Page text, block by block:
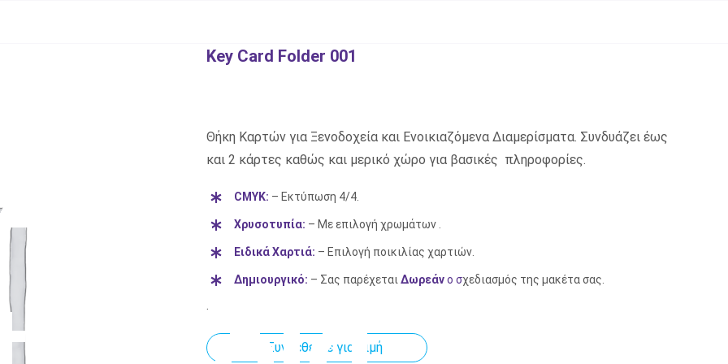
Key Card Folder 001
Θήκη Καρτών για Ξενοδοχεία και Ενοικιαζόμενα Διαμερίσματα. Συνδυάζει έως
και 2 κάρτες καθώς και μερικό χώρο για βασικές πληροφορίες.
CMYK: – Εκτύπωση 4/4.
Χρυσοτυπία: – Με επιλογή χρωμάτων .
Ειδικά Χαρτιά: – Επιλογή ποικιλίας χαρτιών.
Δημιουργικό: – Σας παρέχεται Δωρεάνο σχεδιασμός της μακέτα σας.
.
Συνδεθείτε για τιμή